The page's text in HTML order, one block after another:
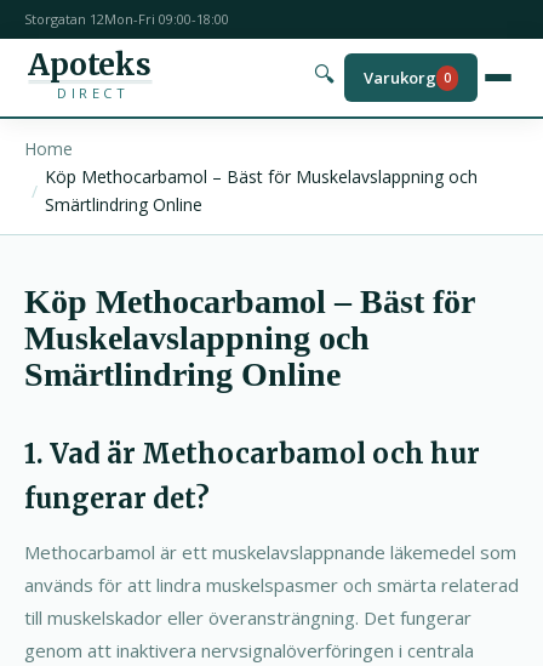
Storgatan 12Mon-Fri 09:00-18:00
Apoteks
DIRECT
🔍 Varukorg 0
Home
Köp Methocarbamol – Bäst för Muskelavslappning och
Smärtlindring Online
Köp Methocarbamol – Bäst för
Muskelavslappning och
Smärtlindring Online
1. Vad är Methocarbamol och hur
fungerar det?
Methocarbamol är ett muskelavslappnande läkemedel som
används för att lindra muskelspasmer och smärta relaterad
till muskelskador eller överansträngning. Det fungerar
genom att inaktivera nervsignalöverföringen i centrala